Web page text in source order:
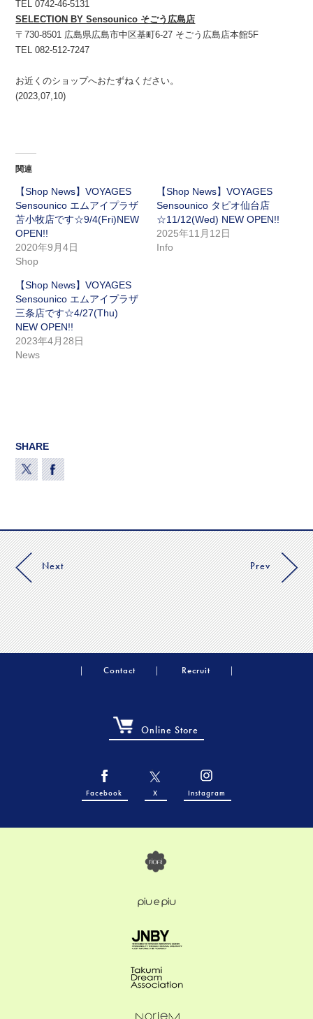
TEL 0742-46-5131
SELECTION BY Sensounico そごう広島店
〒730-8501 広島県広島市中区基町6-27 そごう広島店本館5F
TEL 082-512-7247
お近くのショップへおたずねください。
(2023,07,10)
関連
【Shop News】VOYAGES
Sensounico エムアイプラザ
苫小牧店です☆9/4(Fri)NEW
OPEN!!
2020年9月4日
Shop
【Shop News】VOYAGES
Sensounico タピオ仙台店
☆11/12(Wed) NEW OPEN!!
2025年11月12日
Info
【Shop News】VOYAGES
Sensounico エムアイプラザ
三条店です☆4/27(Thu)
NEW OPEN!!
2023年4月28日
News
SHARE
Next Prev
Contact Recruit
Online Store
Facebook X Instagram